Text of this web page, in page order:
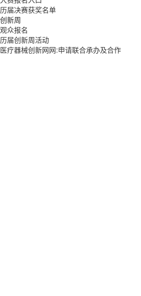
历届决赛获奖名单
创新周
观众报名
历届创新周活动
医疗器械创新网网:申请联合承办及合作